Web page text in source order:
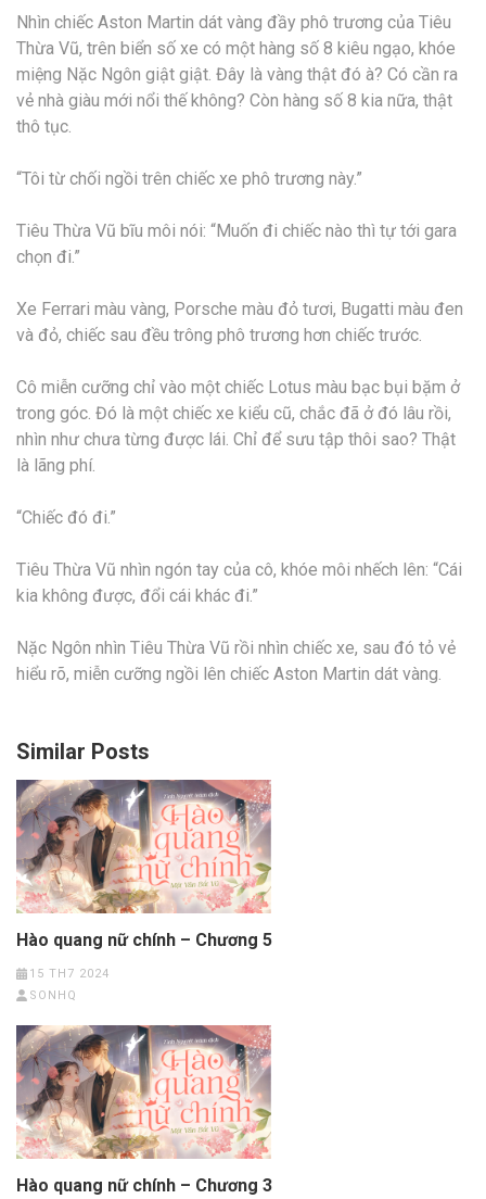
Nhìn chiếc Aston Martin dát vàng đầy phô trương của Tiêu
Thừa Vũ, trên biển số xe có một hàng số 8 kiêu ngạo, khóe
miệng Nặc Ngôn giật giật. Đây là vàng thật đó à? Có cần ra
vẻ nhà giàu mới nổi thế không? Còn hàng số 8 kia nữa, thật
thô tục.
“Tôi từ chối ngồi trên chiếc xe phô trương này.”
Tiêu Thừa Vũ bĩu môi nói: “Muốn đi chiếc nào thì tự tới gara
chọn đi.”
Xe Ferrari màu vàng, Porsche màu đỏ tươi, Bugatti màu đen
và đỏ, chiếc sau đều trông phô trương hơn chiếc trước.
Cô miễn cưỡng chỉ vào một chiếc Lotus màu bạc bụi bặm ở
trong góc. Đó là một chiếc xe kiểu cũ, chắc đã ở đó lâu rồi,
nhìn như chưa từng được lái. Chỉ để sưu tập thôi sao? Thật
là lãng phí.
“Chiếc đó đi.”
Tiêu Thừa Vũ nhìn ngón tay của cô, khóe môi nhếch lên: “Cái
kia không được, đổi cái khác đi.”
Nặc Ngôn nhìn Tiêu Thừa Vũ rồi nhìn chiếc xe, sau đó tỏ vẻ
hiểu rõ, miễn cưỡng ngồi lên chiếc Aston Martin dát vàng.
Similar Posts
Hào quang nữ chính – Chương 5
15 TH7 2024
SONHQ
Hào quang nữ chính – Chương 3